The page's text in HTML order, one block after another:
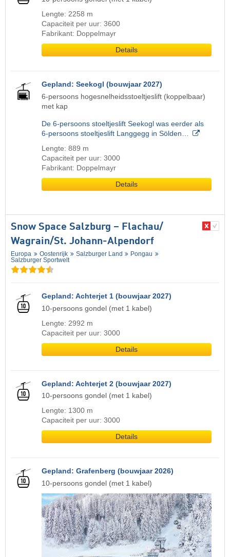
Lengte: 2258 m
Capaciteit per uur: 3600
Fabrikant: Doppelmayr
Details
Gepland: Seekogl (bouwjaar 2027)
6-persoons hogesnelheidsstoeltjeslift (koppelbaar)
met kap
De 6-persoons stoeltjeslift Seekogl was eerder als
6-persoons stoeltjeslift Langgegg in Sölden…
Lengte: 889 m
Capaciteit per uur: 3000
Fabrikant: Doppelmayr
Details
Snow Space Salzburg – Flachau/​
Wagrain/​St. Johann-Alpendorf
Europa Oostenrijk Salzburger Land
Pongau
Salzburger Sportwelt
Gepland: Achterjet 1 (bouwjaar 2027)
10-persoons gondel (met 1 kabel)
Lengte: 2992 m
Capaciteit per uur: 3000
Details
Gepland: Achterjet 2 (bouwjaar 2027)
10-persoons gondel (met 1 kabel)
Lengte: 1300 m
Capaciteit per uur: 3000
Details
Gepland: Grafenberg (bouwjaar 2026)
10-persoons gondel (met 1 kabel)